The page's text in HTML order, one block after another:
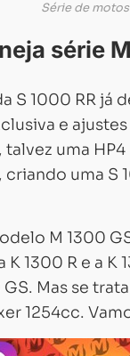
Série de
série
S 1000 RR já
e
uma
criando uma S
M 1300
K 1300 R e a
GS. Mas se
1254cc.